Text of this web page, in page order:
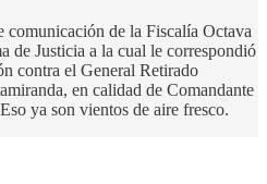
de la Fiscalía Octava
de Justicia a la cual le correspondió
contra el General Retirado
en calidad de Comandante
ya son vientos de aire fresco.